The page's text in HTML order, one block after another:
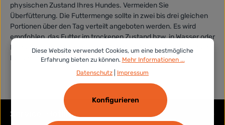
physischen Zustand Ihres Hundes. Vermeiden Sie
Überfütterung. Die Futtermenge sollte in zwei bis drei gleichen
Portionen über den Tag verteilt angeboten werden. Es wird
empfohlen, das Futter im trockenen Zustand bzw. in Wasser oder
Brühe eingeweicht zu reichen. Frisches Trinkwasser sollte beim
Füttern immer bereit stehen.
Service-Hotline
Diese Website verwendet Cookies, um eine bestmögliche
Erfahrung bieten zu können. Mehr Informationen ...
Datenschutz
Impressum
Konfigurieren